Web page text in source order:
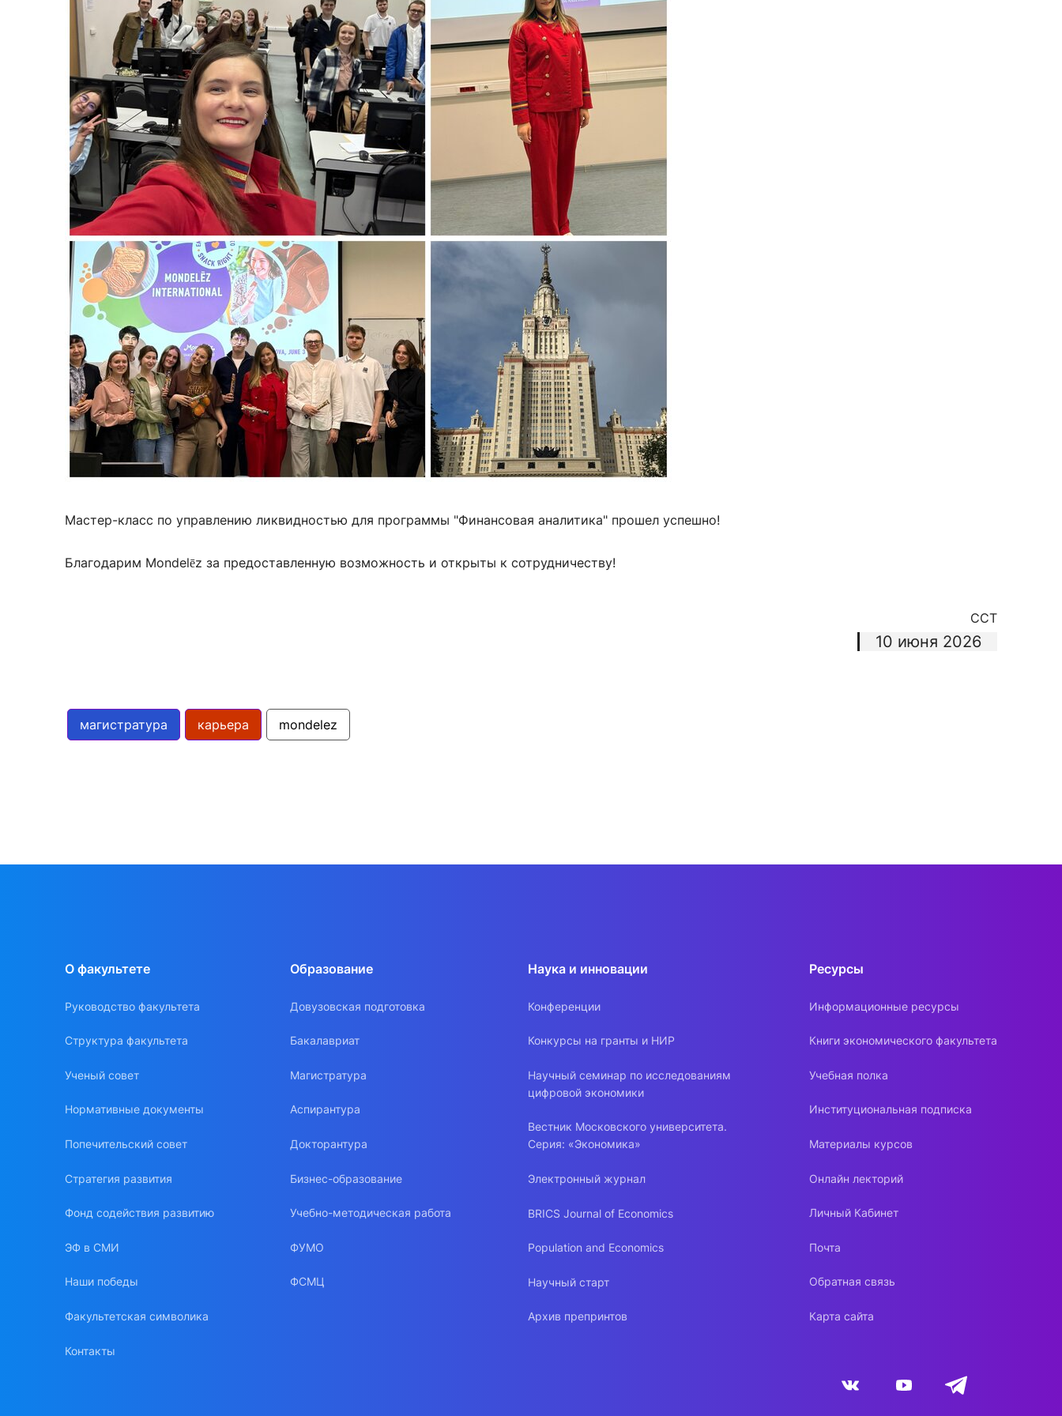
Мастер-класс по управлению ликвидностью для программы "Финансовая аналитика" прошел успешно!
Благодарим Mondelēz за предоставленную возможность и открыты к сотрудничеству!
CCТ
10 июня 2026
магистратура карьера mondelez
О факультете
Руководство факультета
Структура факультета
Ученый совет
Нормативные документы
Попечительский совет
Стратегия развития
Фонд содействия развитию
ЭФ в СМИ
Наши победы
Факультетская символика
Контакты
Образование
Довузовская подготовка
Бакалавриат
Магистратура
Аспирантура
Докторантура
Бизнес-образование
Учебно-методическая работа
ФУМО
ФСМЦ
Наука и инновации
Конференции
Конкурсы на гранты и НИР
Научный семинар по исследованиям
цифровой экономики
Вестник Московского университета.
Серия: «Экономика»
Электронный журнал
BRICS Journal of Economics
Population and Economics
Научный старт
Архив препринтов
Ресурсы
Информационные ресурсы
Книги экономического факультета
Учебная полка
Институциональная подписка
Материалы курсов
Онлайн лекторий
Личный Кабинет
Почта
Обратная связь
Карта сайта